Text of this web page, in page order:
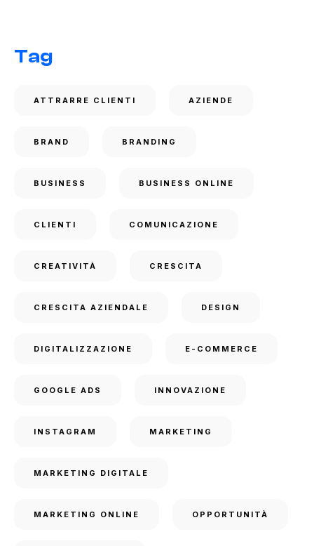
Tag
ATTRARRE CLIENTI AZIENDE
BRAND BRANDING
BUSINESS BUSINESS ONLINE
CLIENTI COMUNICAZIONE
CREATIVITÀ CRESCITA
CRESCITA AZIENDALE DESIGN
DIGITALIZZAZIONE E-COMMERCE
GOOGLE ADS INNOVAZIONE
INSTAGRAM MARKETING
MARKETING DIGITALE
MARKETING ONLINE OPPORTUNITÀ